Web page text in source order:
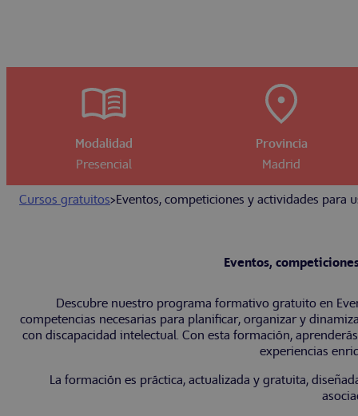
Modalidad
Presencial
Provincia
Madrid
Cursos gratuitos>Eventos, competiciones y actividades para
Eventos,
Descubre nuestro programa formativo gratuito en
competencias necesarias para planificar, organizar y
con discapacidad intelectual. Con esta formación,
experiencias
La formación es práctica, actualizada y gratuita,